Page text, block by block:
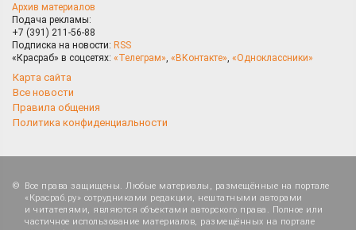
Архив материалов
Подача рекламы:
+7 (391) 211-56-88
Подписка на новости: RSS
«Красраб» в соцсетях: «Телеграм» «ВКонтакте» «Одноклассники»
Карта сайта
Все новости
Правила общения
Политика конфиденциальности
Все права защищены. Любые материалы, размещённые на портале
«Красраб.ру» сотрудниками редакции, нештатными авторами
и читателями, являются объектами авторского права. Полное или
частичное использование материалов, размещённых на портале